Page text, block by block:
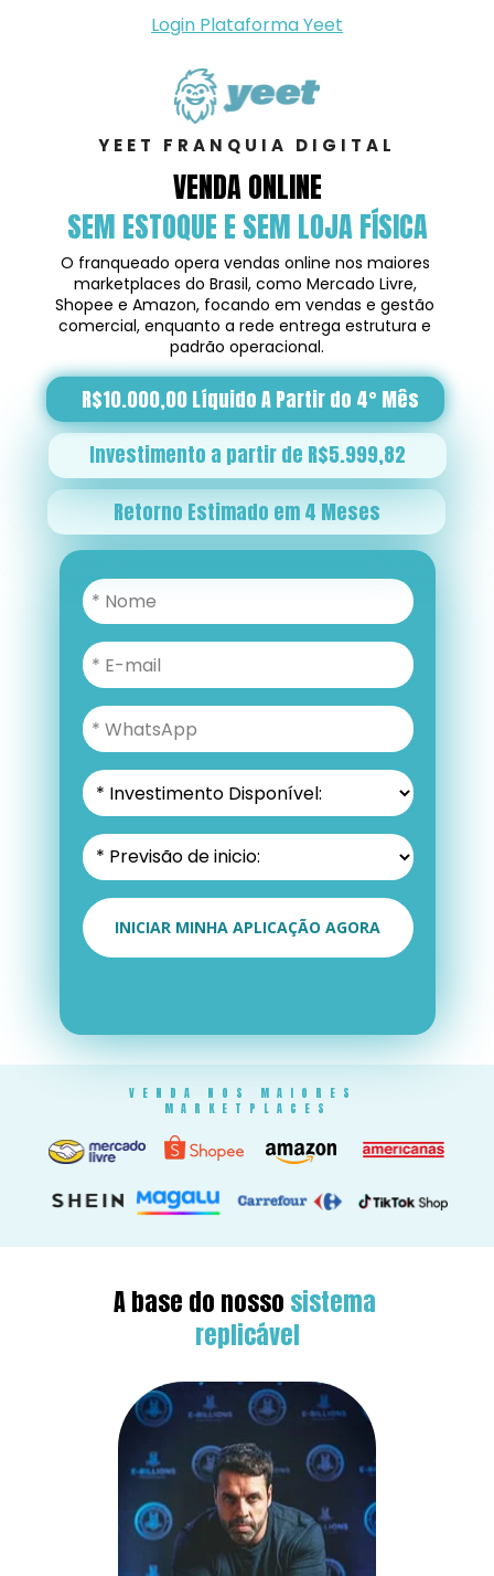
Login Plataforma Yeet
YEET FRANQUIA DIGITAL
VENDA ONLINE
SEM ESTOQUE E SEM LOJA FÍSICA
INICIAR MINHA APLICAÇÃO AGORA
O franqueado opera vendas online nos maiores
marketplaces do Brasil, como Mercado Livre,
Shopee e Amazon, focando em vendas e gestão
comercial, enquanto a rede entrega estrutura e
padrão operacional.
R$10.000,00 Líquido A Partir do 4° Mês
Retorno Estimado em 4 Meses
Investimento a partir de R$5.999,82
VENDA NOS MAIORES
MARKETPLACES
A base do nosso sistema
replicável